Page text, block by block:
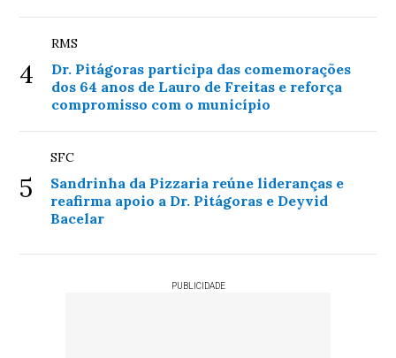
4
RMS
Dr. Pitágoras participa das comemorações
dos 64 anos de Lauro de Freitas e reforça
compromisso com o município
5
SFC
Sandrinha da Pizzaria reúne lideranças e
reafirma apoio a Dr. Pitágoras e Deyvid
Bacelar
PUBLICIDADE